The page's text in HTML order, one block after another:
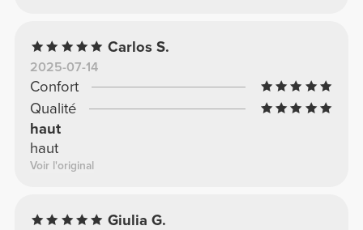
Carlos S.
2025-07-14
Confort
Qualité
haut
haut
Voir l'original
Giulia G.